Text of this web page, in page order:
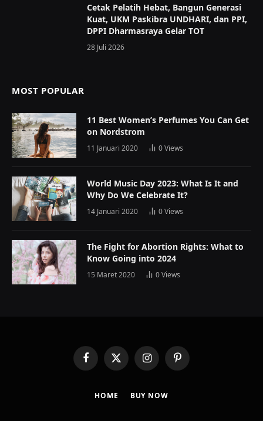
Cetak Pelatih Hebat, Bangun Generasi
Kuat, UKM Paskibra UNDHARI, dan PPI,
DPPI Dharmasraya Gelar TOT
28 Juli 2026
MOST POPULAR
11 Best Women’s Perfumes You Can Get
on Nordstrom
11 Januari 2020 0Views
World Music Day 2023: What Is It and
Why Do We Celebrate It?
14 Januari 2020 0Views
The Fight for Abortion Rights: What to
Know Going into 2024
15 Maret 2020 0Views
FacebookX
(Twitter)
InstagramPinterest
HOME BUY NOW